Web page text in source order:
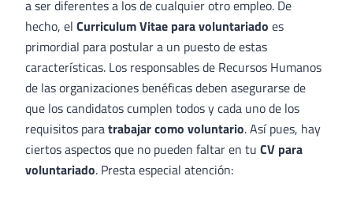
a ser diferentes a los de cualquier otro empleo. De
hecho, el Curriculum Vitae para voluntariado es
primordial para postular a un puesto de estas
características. Los responsables de Recursos Humanos
de las organizaciones benéficas deben asegurarse de
que los candidatos cumplen todos y cada uno de los
requisitos paratrabajar como voluntario. Así pues, hay
ciertos aspectos que no pueden faltar en tu CV para
voluntariado. Presta especial atención: